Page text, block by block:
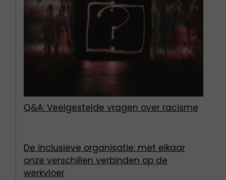
Q&A: Veelgestelde vragen over racisme
De inclusieve organisatie: met elkaar
onze verschillen verbinden op de
werkvloer